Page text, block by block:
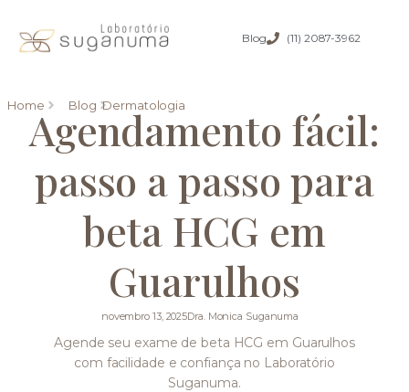
Blog (11) 2087-3962
Home Blog Dermatologia
Agendamento fácil:
passo a passo para
beta HCG em
Guarulhos
novembro 13, 2025Dra. Monica Suganuma
Agende seu exame de beta HCG em Guarulhos
com facilidade e confiança no Laboratório
Suganuma.